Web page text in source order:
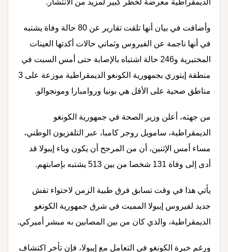
وأضافت في بيان أنها تلقت تقارير عن 80 حالة وفاة يشتبه
في أنها ناجمة عن الفيروس وثماني حالات أكدتها العينات
المختبرية و246 حالة اشتباه بالإصابة حتى أمس السبت في
منطقة إيتوري بجمهورية الكونغو الديمقراطية موزعة على 3
مناطق صحية على الأقل هي بونيا وروامبارا ومونجوالو.
من جهته، أعلن وزير الصحة في جمهورية الكونغو
الديمقراطية، سامويل روجر كامبا، عبر التلفزيون الوطني،
مساء أمس الإثنين، أن من المرجح أن يكون وباء إيبولا قد
أدى إلى وفاة 131 شخصا من بين 513 يشتبه بإصابتهم.
يأتي هذا في وقت تسابق فرق طبية الزمن لاحتواء تفش
جديد لفيروس إيبولا المميت في شرق جمهورية الكونغو
الديمقراطية، والذي كان من بين المصابين به مبشر أميركي.
ورغم خبرة الكونغو في التعامل مع إيبولا، فإن تأخر اكتشاف